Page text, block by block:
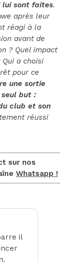
lui sont faites.
après leur
réagi à la
avant de
? Quel impact
a choisi
pour ce
une sortie
seul but :
club et son
réussi
sur nos
Whatsapp !
il